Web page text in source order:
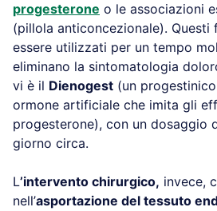
progesterone o le associazioni
(pillola anticoncezionale). Questi
essere utilizzati per un tempo
eliminano la sintomatologia
vi è il Dienogest (un
ormone artificiale che imita gli
progesterone), con un dosaggio
giorno circa.
L’intervento chirurgico, invece,
nell’asportazione del tessuto